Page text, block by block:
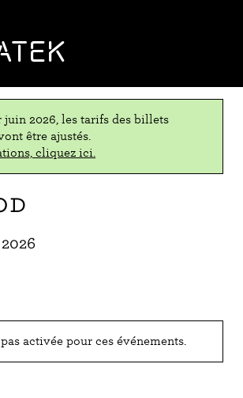
juin 2026, les tarifs des billets
être ajustés.
cliquez ici.
activée pour ces événements.